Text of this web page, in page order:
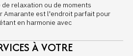
relaxation ou de moments
Amarante est l'endroit parfait pour
en harmonie avec
À VOTRE